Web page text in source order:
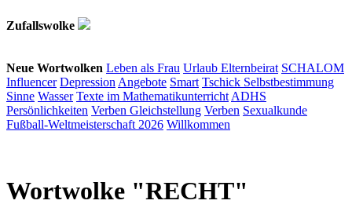
Zufallswolke
Neue Wortwolken Leben als Frau Urlaub Elternbeirat SCHALOM
Influencer Depression Angebote Smart Tschick Selbstbestimmung
Sinne Wasser Texte im Mathematikunterricht ADHS
Persönlichkeiten Verben Gleichstellung Verben Sexualkunde
Fußball-Weltmeisterschaft 2026 Willkommen
Wortwolke "RECHT"